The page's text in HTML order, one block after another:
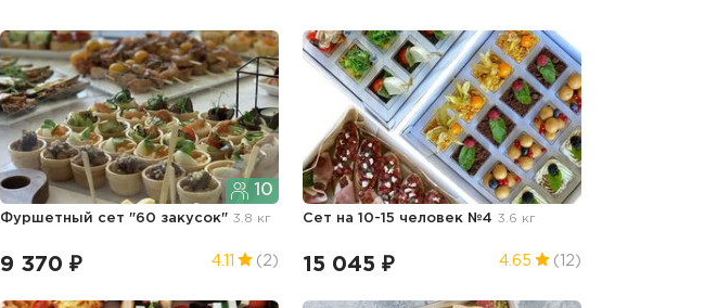
10
Фуршетный сет "60 закусок" 3.8 кг
9 370 ₽ 4.11 (2)
Сет на 10-15 человек №4 3.6 кг
15 045 ₽ 4.65 (12)